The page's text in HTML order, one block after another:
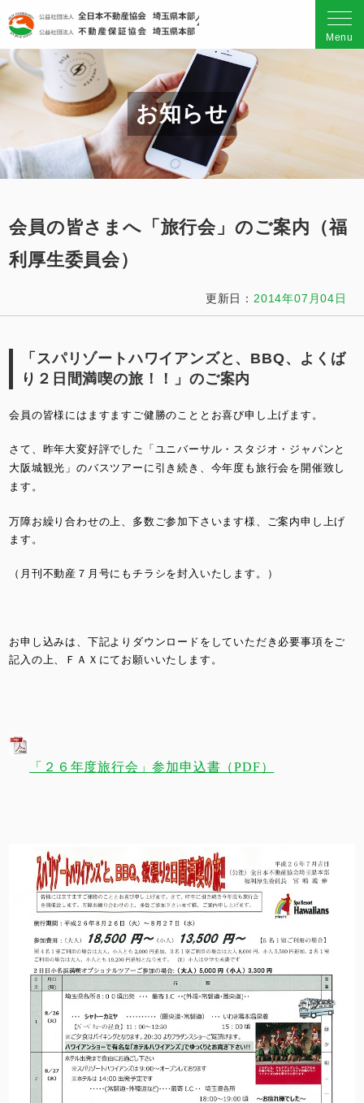
公益社団法人 全日本不動
Menu
お知らせ
会員の皆さまへ「旅行会」のご案内（福
利厚生委員会）
更新日： 2014年07月04日
「スパリゾートハワイアンズと、BBQ、よくば
り２日間満喫の旅！！」のご案内
会員の皆様にはますますご健勝のこととお喜び申し上げます。
さて、昨年大変好評でした「ユニバーサル・スタジオ・ジャパンと
大阪城観光」のバスツアーに引き続き、今年度も旅行会を開催致し
ます。
万障お繰り合わせの上、多数ご参加下さいます様、ご案内申し上げ
ます。
（月刊不動産７月号にもチラシを封入いたします。）
お申し込みは、下記よりダウンロードをしていただき必要事項をご
記入の上、ＦＡＸにてお願いいたします。
「２６年度旅行会」参加申込書（PDF）